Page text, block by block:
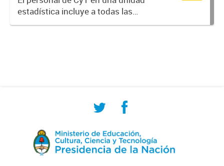
estadística incluye a todas las
personas involucradas